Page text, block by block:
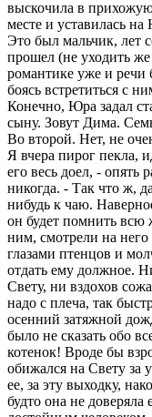
выскочила в
месте и уставилась
Это был мальчик, лет
прошел (не уходить же
романтике уже и речи
боясь встретиться с
Конечно, Юра задал
сыну. Зовут Дима.
Во второй. Нет, не
Я вчера пирог пекла,
его весь доел, - опять
никогда. - Так что ж,
нибудь к чаю.
он будет помнить всю
ним, смотрели на
глазами птенцов и
отдать ему должное.
Свету, ни вздохов
надо с плеча, так
осенний затяжной
было не сказать обо
котенок! Вроде бы
обижался на Свету за
ее, за эту выходку,
будто она не